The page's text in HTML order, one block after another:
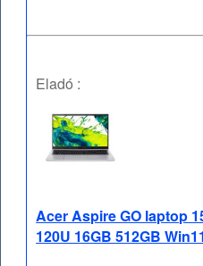
Eladó :
Acer Aspire GO laptop
120U 16GB 512GB